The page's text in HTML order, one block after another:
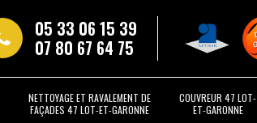
05 33 06 15 39
07 80 67 64 75
NETTOYAGE ET RAVALEMENT DE
FAÇADES 47 LOT-ET-GARONNE
COUVREUR 47 LOT-
ET-GARONNE